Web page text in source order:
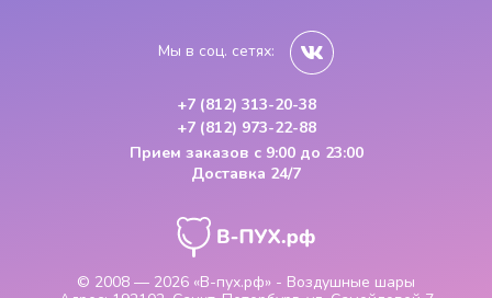
© 2008 — 2026 «В-пух.рф» - Воздушные шары
Мы в соц. сетях:
+7 (812) 313-20-38
+7 (812) 973-22-88
Прием заказов с 9:00 до 23:00
Доставка 24/7